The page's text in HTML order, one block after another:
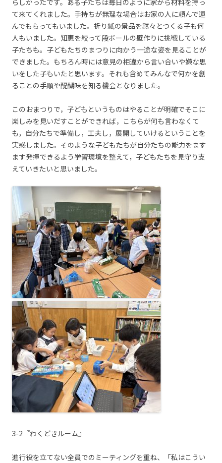
て来てくれました。手持ちが無理な場合はお家の人に頼んで運
んでもらってもいました。折り紙の景品を黙々とつくる子も何
人もいました。知恵を絞って段ボールの壁作りに挑戦している
子たちも。子どもたちのまつりに向かう一途な姿を見ることが
できました。もちろん時には意見の相違から言い合いや嫌な思
いをした子もいたと思います。それも含めてみんなで何かを創
ることの手順や醍醐味を知る機会となりました。
このおまつりで，子どもというものはやることが明確でそこに
楽しみを見いだすことができれば，こちらが何も言わなくて
も，自分たちで準備し，工夫し，展開していけるということを
実感しました。そのような子どもたちが自分たちの能力をます
ます発揮できるよう学習環境を整えて，子どもたちを見守り支
えていきたいと思いました。
3-2『わくどきルーム』
進行役を立てない全員でのミーティングを重ね、「私はこうい